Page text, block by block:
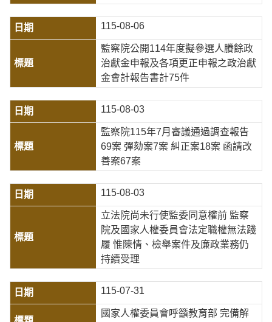
115-08-06
監察院公開114年度擬參選人賸餘政
治獻金申報及各項更正申報之政治獻
金會計報告書計75件
115-08-03
監察院115年7月審議通過調查報告
69案 彈劾案7案 糾正案18案 函請改
善案67案
115-08-03
立法院尚未行使監委同意權前 監察
院及國家人權委員會法定職權無法踐
履 惟陳情、檢舉案件及廉政業務仍
持續受理
115-07-31
國家人權委員會呼籲教育部 完備解